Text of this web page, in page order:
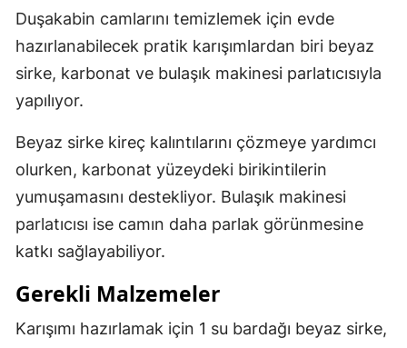
Duşakabin camlarını temizlemek için evde
hazırlanabilecek pratik karışımlardan biri beyaz
sirke, karbonat ve bulaşık makinesi parlatıcısıyla
yapılıyor.
Beyaz sirke kireç kalıntılarını çözmeye yardımcı
olurken, karbonat yüzeydeki birikintilerin
yumuşamasını destekliyor. Bulaşık makinesi
parlatıcısı ise camın daha parlak görünmesine
katkı sağlayabiliyor.
Gerekli Malzemeler
Karışımı hazırlamak için 1 su bardağı beyaz sirke,